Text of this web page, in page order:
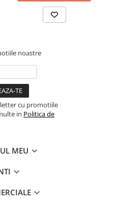
noastre
cu promotiile
in Politica de
MEU